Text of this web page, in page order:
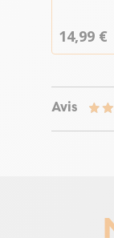
14,99 €
Avis